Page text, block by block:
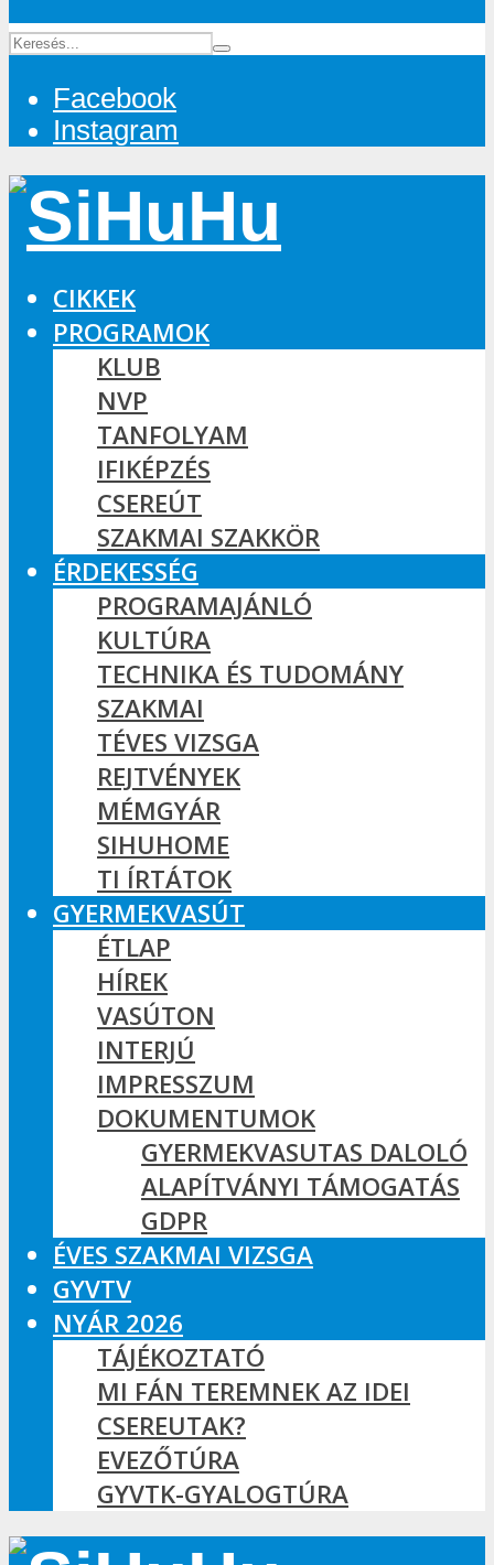
Facebook
Instagram
CIKKEK
PROGRAMOK
KLUB
NVP
TANFOLYAM
IFIKÉPZÉS
CSEREÚT
SZAKMAI SZAKKÖR
ÉRDEKESSÉG
PROGRAMAJÁNLÓ
KULTÚRA
TECHNIKA ÉS TUDOMÁNY
SZAKMAI
TÉVES VIZSGA
REJTVÉNYEK
MÉMGYÁR
SIHUHOME
TI ÍRTÁTOK
GYERMEKVASÚT
ÉTLAP
HÍREK
VASÚTON
INTERJÚ
IMPRESSZUM
DOKUMENTUMOK
GYERMEKVASUTAS DALOLÓ
ALAPÍTVÁNYI TÁMOGATÁS
GDPR
ÉVES SZAKMAI VIZSGA
GYVTV
NYÁR 2026
TÁJÉKOZTATÓ
MI FÁN TEREMNEK AZ IDEI
CSEREUTAK?
EVEZŐTÚRA
GYVTK-GYALOGTÚRA